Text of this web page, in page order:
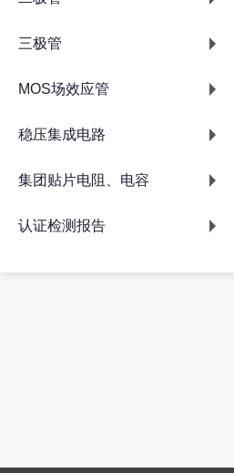
三极管
MOS场效应管
稳压集成电路
集团贴片电阻、电容
认证检测报告